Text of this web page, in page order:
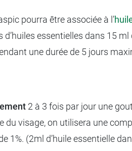
pourra être associée à l’
essentielles dans 15 ml
une durée de 5 jours
2 à 3 fois par jour une
du visage, on utilisera une
1%. (2ml d’huile essentielle